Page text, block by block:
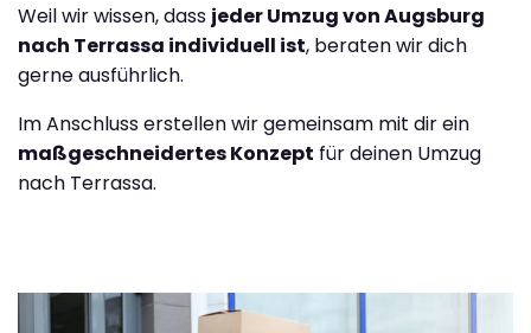
Weil wir wissen, dass jeder Umzug von Augsburg
nach Terrassa individuell ist, beraten wir dich
gerne ausführlich.
Im Anschluss erstellen wir gemeinsam mit dir ein
maßgeschneidertes Konzept für deinen Umzug
nach Terrassa.